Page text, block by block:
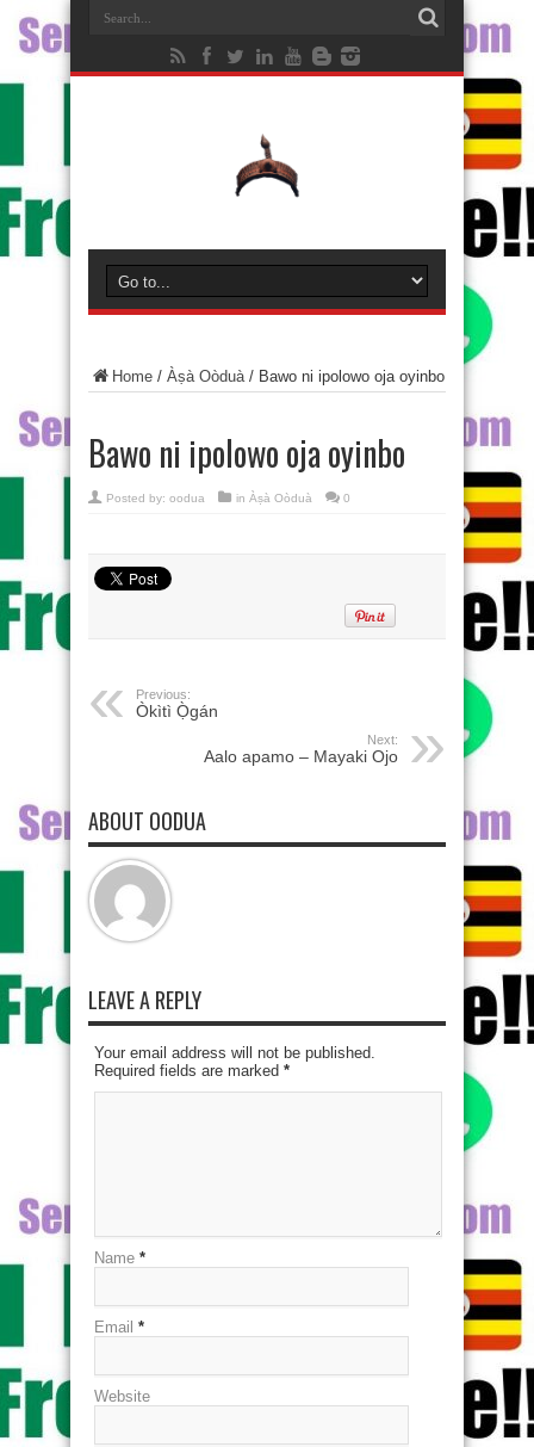
Home / Àṣà Oòduà/ Bawo ni ipolowo oja oyinbo
Bawo ni ipolowo oja oyinbo
Posted by: oodua in Àṣà Oòduà 0
Previous:
Òkìtì Ọ̀gán
Next:
Aalo apamo – Mayaki Ojo
ABOUT OODUA
LEAVE A REPLY
Your email address will not be published.
Required fields are marked *
Name *
Email *
Website